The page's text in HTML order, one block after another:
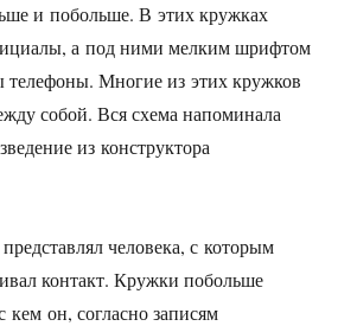
и побольше. В этих кружках
а под ними мелким шрифтом
Многие из этих кружков
собой. Вся схема напоминала
из конструктора
человека, с которым
контакт. Кружки побольше
кем он, согласно записям